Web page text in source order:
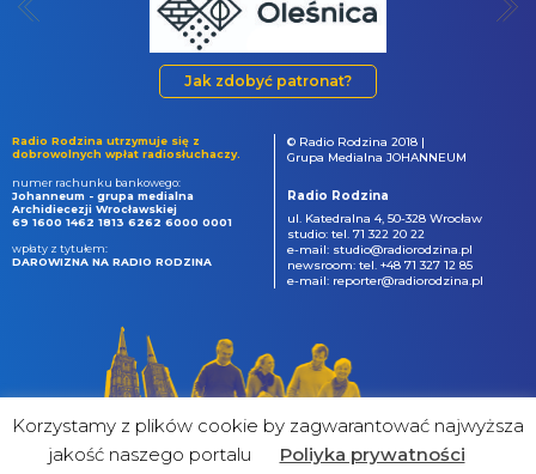
Jak zdobyć patronat?
Radio Rodzina utrzymuje się z
dobrowolnych wpłat radiosłuchaczy.
numer rachunku bankowego:
Johanneum - grupa medialna
Archidiecezji Wrocławskiej
69 1600 1462 1813 6262 6000 0001
wpłaty z tytułem:
DAROWIZNA NA RADIO RODZINA
© Radio Rodzina 2018 |
Grupa Medialna JOHANNEUM
Radio Rodzina
ul. Katedralna 4, 50-328 Wrocław
studio: tel. 71 322 20 22
e-mail: studio@radiorodzina.pl
newsroom: tel. +48 71 327 12 85
e-mail: reporter@radiorodzina.pl
Korzystamy z plików cookie by zagwarantować najwyższa
jakość naszego portalu
Poliyka prywatności